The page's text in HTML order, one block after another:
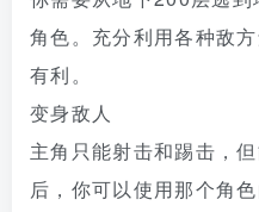
角色。充分利用各种敌
有利。
变身敌人
主角只能射击和踢击，
后，你可以使用那个角